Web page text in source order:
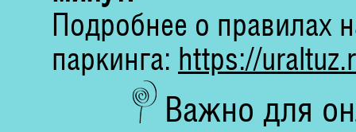
Подробнее о правилах
паркинга: https://
Важно для